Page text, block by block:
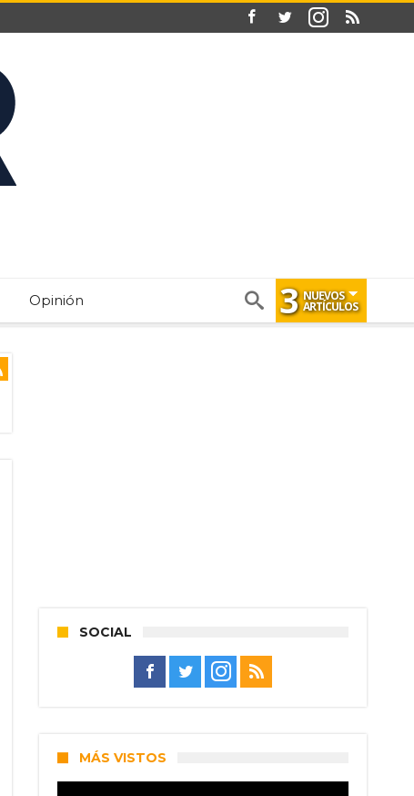
Opinión 3 NUEVOS
ARTÍCULOS
SOCIAL
MÁS VISTOS